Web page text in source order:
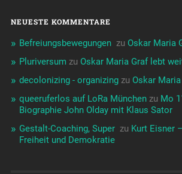
NEUESTE KOMMENTARE
Befreiungsbewegungen ️‍ zu Oskar Maria
Pluriversum zu Oskar Maria Graf lebt
decolonizing - organizingzu Oskar
queeruferlos auf LoRa Münchenzu Mo
Biographie John Olday mit Klaus Sator
Gestalt-Coaching, Super ️‍ zu Kurt Eisner
Freiheit und Demokratie